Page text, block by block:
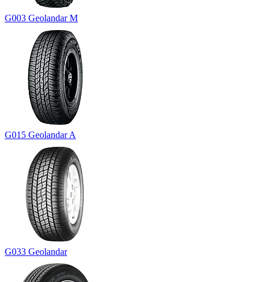
G003 Geolandar M
G015 Geolandar A
G033 Geolandar